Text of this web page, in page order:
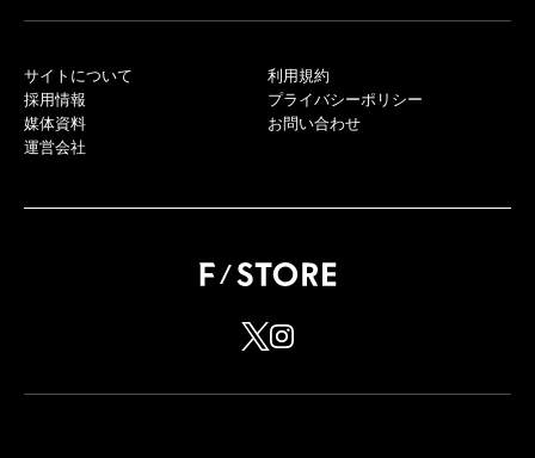
サイトについて
採用情報
媒体資料
運営会社
利用規約
プライバシーポリシー
お問い合わせ